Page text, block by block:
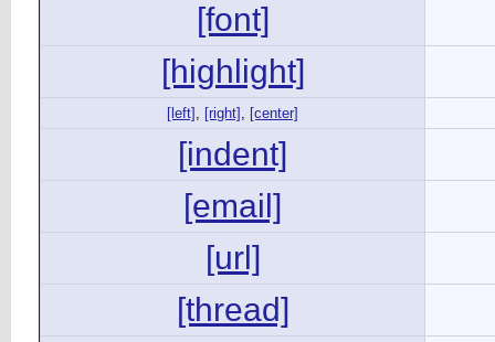
[font]
[highlight]
[left] , [right] , [center]
[indent]
[email]
[url]
[thread]